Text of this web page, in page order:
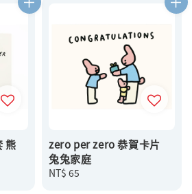
熊
zero per zero 恭賀卡片
兔兔家庭
Regular
NT$ 65